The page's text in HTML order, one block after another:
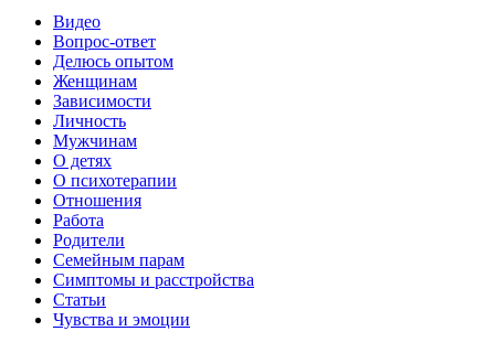
Видео
Вопрос-ответ
Делюсь опытом
Женщинам
Зависимости
Личность
Мужчинам
О детях
О психотерапии
Отношения
Работа
Родители
Семейным парам
Симптомы и расстройства
Статьи
Чувства и эмоции